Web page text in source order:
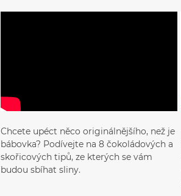
Chcete upéct něco originálnějšího, než je
bábovka? Podívejte na 8 čokoládových a
skořicových tipů, ze kterých se vám
budou sbíhat sliny.